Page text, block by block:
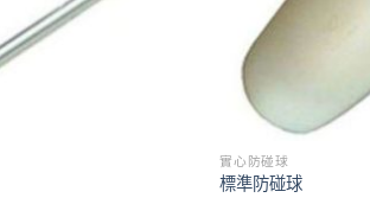
實心防碰球
標準防碰球